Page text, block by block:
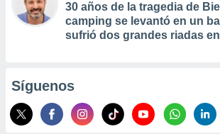
30 años de la tragedia de
camping se levantó en un
sufrió dos grandes riadas
Síguenos